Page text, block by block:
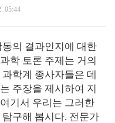
05:44
의 결과인지에 대한
학 토론 주제는 거의
학계 종사자들은 데
주장을 제시하여 지
기서 우리는 그러한
구해 봅시다. 전문가